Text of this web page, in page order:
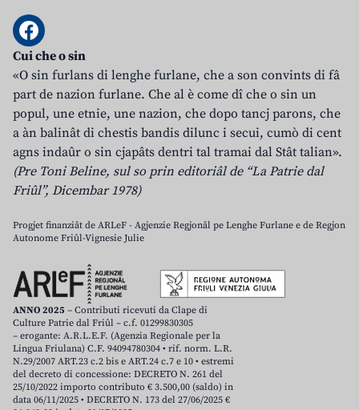
Cui che o sin
«O sin furlans di lenghe furlane, che a son convints di fâ
part de nazion furlane. Che al è come dî che o sin un
popul, une etnie, une nazion, che dopo tancj parons, che
a àn balinât di chestis bandis dilunc i secui, cumò di cent
agns indaûr o sin cjapâts dentri tal tramai dal Stât talian».
(Pre Toni Beline, sul so prin editoriâl de “La Patrie dal
Friûl”, Dicembar 1978)
Progjet finanziât de ARLeF - Agjenzie Regjonâl pe Lenghe Furlane e de Regjon
Autonome Friûl-Vignesie Julie
ANNO 2025 – Contributi ricevuti da Clape di
Culture Patrie dal Friûl – c.f. 01299830305
– erogante: A.R.L.E.F. (Agenzia Regionale per la
Lingua Friulana) C.F. 94094780304 • rif. norm. L.R.
N.29/2007 ART.23 c.2 bis e ART.24 c.7 e 10 • estremi
del decreto di concessione: DECRETO N. 261 del
25/10/2022 importo contributo € 3.500,00 (saldo) in
data 06/11/2025 • DECRETO N. 173 del 27/06/2025 €